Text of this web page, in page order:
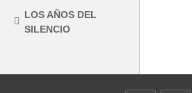
LOS AÑOS DEL
SILENCIO